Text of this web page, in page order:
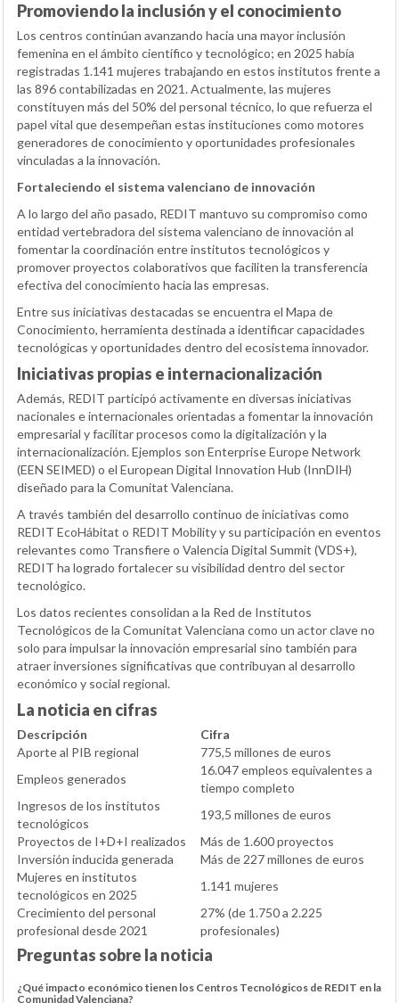
Promoviendo la inclusión y el conocimiento
Los centros continúan avanzando hacia una mayor inclusión
femenina en el ámbito científico y tecnológico; en 2025 había
registradas 1.141 mujeres trabajando en estos institutos frente a
las 896 contabilizadas en 2021. Actualmente, las mujeres
constituyen más del 50% del personal técnico, lo que refuerza el
papel vital que desempeñan estas instituciones como motores
generadores de conocimiento y oportunidades profesionales
vinculadas a la innovación.
Fortaleciendo el sistema valenciano de innovación
A lo largo del año pasado, REDIT mantuvo su compromiso como
entidad vertebradora del sistema valenciano de innovación al
fomentar la coordinación entre institutos tecnológicos y
promover proyectos colaborativos que faciliten la transferencia
efectiva del conocimiento hacia las empresas.
Entre sus iniciativas destacadas se encuentra el Mapa de
Conocimiento, herramienta destinada a identificar capacidades
tecnológicas y oportunidades dentro del ecosistema innovador.
Iniciativas propias e internacionalización
Además, REDIT participó activamente en diversas iniciativas
nacionales e internacionales orientadas a fomentar la innovación
empresarial y facilitar procesos como la digitalización y la
internacionalización. Ejemplos son Enterprise Europe Network
(EEN SEIMED) o el European Digital Innovation Hub (InnDIH)
diseñado para la Comunitat Valenciana.
A través también del desarrollo continuo de iniciativas como
REDIT EcoHábitat o REDIT Mobility y su participación en eventos
relevantes como Transfiere o Valencia Digital Summit (VDS+),
REDIT ha logrado fortalecer su visibilidad dentro del sector
tecnológico.
Los datos recientes consolidan a la Red de Institutos
Tecnológicos de la Comunitat Valenciana como un actor clave no
solo para impulsar la innovación empresarial sino también para
atraer inversiones significativas que contribuyan al desarrollo
económico y social regional.
La noticia en cifras
Descripción
Cifra
Aporte al PIB regional
775,5 millones de euros
Empleos generados
16.047 empleos equivalentes a
tiempo completo
Ingresos de los institutos
tecnológicos
193,5 millones de euros
Proyectos de I+D+I realizados
Más de 1.600 proyectos
Inversión inducida generada
Más de 227 millones de euros
Mujeres en institutos
tecnológicos en 2025
1.141 mujeres
Crecimiento del personal
profesional desde 2021
27% (de 1.750 a 2.225
profesionales)
Preguntas sobre la noticia
¿Qué impacto económico tienen los Centros Tecnológicos de REDIT en la
Comunidad Valenciana?